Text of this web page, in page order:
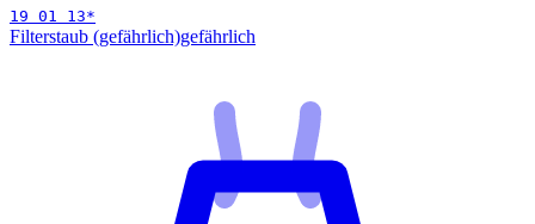
19 01 13*
Filterstaub (gefährlich)gefährlich